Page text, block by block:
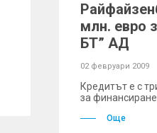
млн. евро
БТ” АД
02 февруари 2009
Кредитът е с
за
Още